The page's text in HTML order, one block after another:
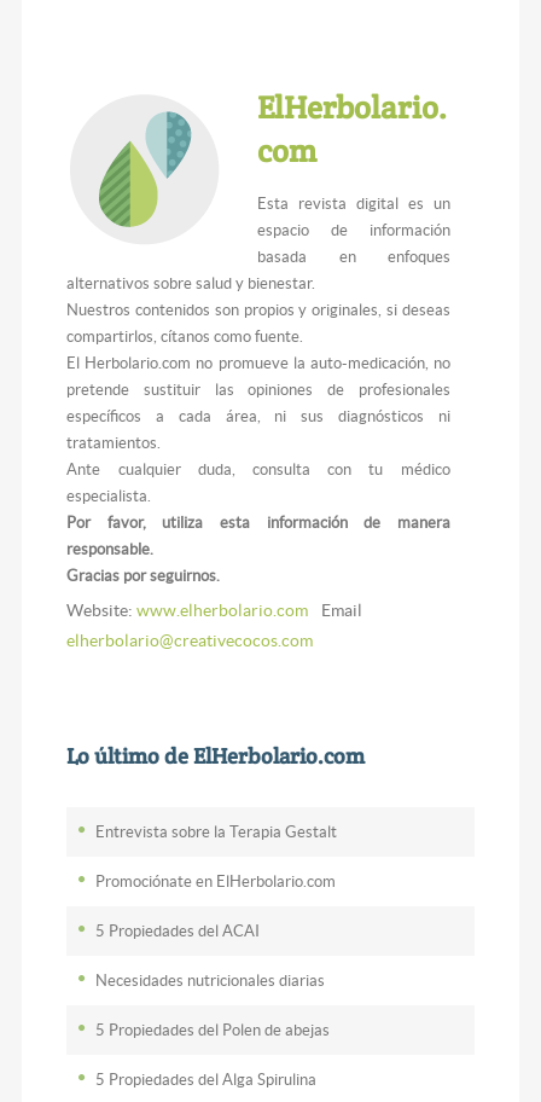
ElHerbolario.
com
Esta revista digital es un
espacio de información
basada en enfoques
alternativos sobre salud y bienestar.
Nuestros contenidos son propios y originales, si deseas
compartirlos, cítanos como fuente.
El Herbolario.com no promueve la auto-medicación, no
pretende sustituir las opiniones de profesionales
específicos a cada área, ni sus diagnósticos ni
tratamientos.
Ante cualquier duda, consulta con tu médico
especialista.
Por favor, utiliza esta información de manera
responsable.
Gracias por seguirnos.
Website:www.elherbolario.com
Email
elherbolario@creativecocos.com
Lo último de ElHerbolario.com
Entrevista sobre la Terapia Gestalt
Promociónate en ElHerbolario.com
5 Propiedades del ACAI
Necesidades nutricionales diarias
5 Propiedades del Polen de abejas
5 Propiedades del Alga Spirulina